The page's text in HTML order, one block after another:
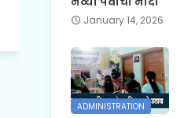
January 14, 2026
ADMINISTRATION